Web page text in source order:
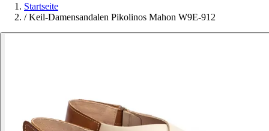
Startseite
/ Keil-Damensandalen Pikolinos Mahon W9E-912